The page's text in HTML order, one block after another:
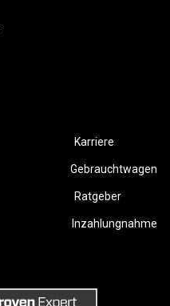
Karriere
Gebrauchtwagen
Ratgeber
Inzahlungnahme